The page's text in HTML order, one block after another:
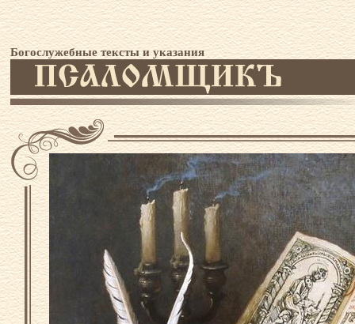
Богослужебные тексты и указания